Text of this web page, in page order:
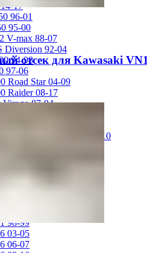
17
96-01
95-00
V-max 88-07
Diversion 92-04
94-98
97-06
Road Star 04-09
Raider 08-17
87-94
Royal Star Venture 01-10
04-06
98-99
03-05
06-07
отсек для Kawasaki